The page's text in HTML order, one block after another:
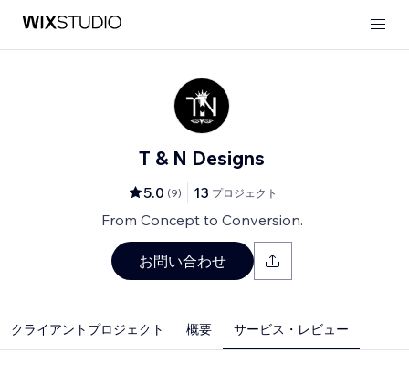
T & N Designs
5.0 (9) 13 プロジェクト
From Concept to Conversion.
お問い合わせ
クライアントプロジェクト 概要 サービス・レビュー